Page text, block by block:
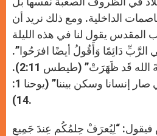
الداخلية. ومع ذلك نريد أن
المقدس يقول لنا في هذه الليلة
الرَّبِّ دَائِمًا وَأَقُولُ أيضًا افرَحُوا”.
لماذا نفرح؟ لأنّ “نِعمَةَ الله قَد ظَهَرَتْ” (طيطس 2:11).
ولأنّ “كلمة الله الأزلي صار إنسانا وسكن بيننا” (يوحنا 1:
14).
“لِيُعرَفْ حِلمُكُم عِندَ جَمِيعِ